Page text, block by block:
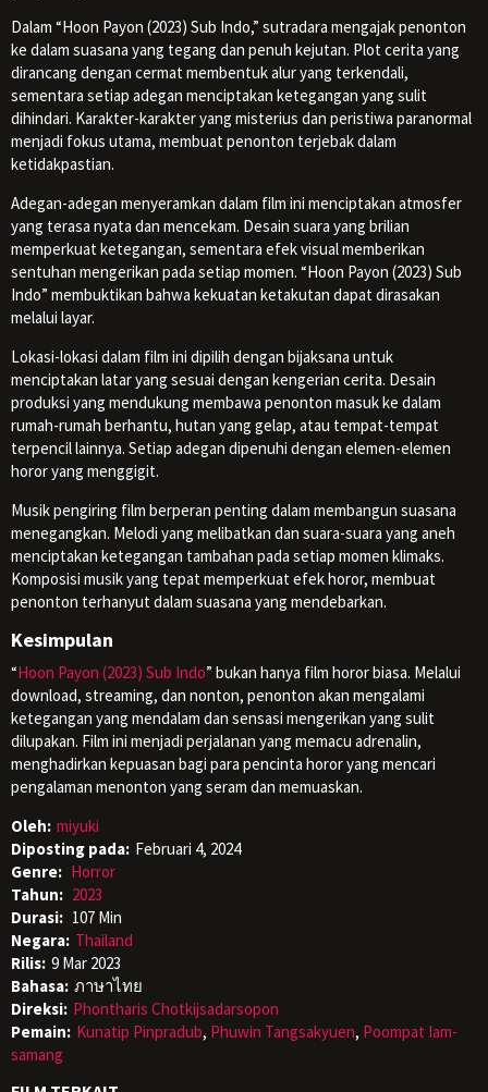
Dalam “Hoon Payon (2023) Sub Indo,” sutradara mengajak penonton
ke dalam suasana yang tegang dan penuh kejutan. Plot cerita yang
dirancang dengan cermat membentuk alur yang terkendali,
sementara setiap adegan menciptakan ketegangan yang sulit
dihindari. Karakter-karakter yang misterius dan peristiwa paranormal
menjadi fokus utama, membuat penonton terjebak dalam
ketidakpastian.
Adegan-adegan menyeramkan dalam film ini menciptakan atmosfer
yang terasa nyata dan mencekam. Desain suara yang brilian
memperkuat ketegangan, sementara efek visual memberikan
sentuhan mengerikan pada setiap momen. “Hoon Payon (2023) Sub
Indo” membuktikan bahwa kekuatan ketakutan dapat dirasakan
melalui layar.
Lokasi-lokasi dalam film ini dipilih dengan bijaksana untuk
menciptakan latar yang sesuai dengan kengerian cerita. Desain
produksi yang mendukung membawa penonton masuk ke dalam
rumah-rumah berhantu, hutan yang gelap, atau tempat-tempat
terpencil lainnya. Setiap adegan dipenuhi dengan elemen-elemen
horor yang menggigit.
Musik pengiring film berperan penting dalam membangun suasana
menegangkan. Melodi yang melibatkan dan suara-suara yang aneh
menciptakan ketegangan tambahan pada setiap momen klimaks.
Komposisi musik yang tepat memperkuat efek horor, membuat
penonton terhanyut dalam suasana yang mendebarkan.
Kesimpulan
“Hoon Payon (2023) Sub Indo” bukan hanya film horor biasa. Melalui
download, streaming, dan nonton, penonton akan mengalami
ketegangan yang mendalam dan sensasi mengerikan yang sulit
dilupakan. Film ini menjadi perjalanan yang memacu adrenalin,
menghadirkan kepuasan bagi para pencinta horor yang mencari
pengalaman menonton yang seram dan memuaskan.
Oleh: miyuki
Diposting pada: Februari 4, 2024
Genre: Horror
Tahun: 2023
Durasi: 107 Min
Negara: Thailand
Rilis: 9 Mar 2023
Bahasa: ภาษาไทย
Direksi: Phontharis Chotkijsadarsopon
Pemain: Kunatip Pinpradub, Phuwin Tangsakyuen, Poompat Iam-
samang